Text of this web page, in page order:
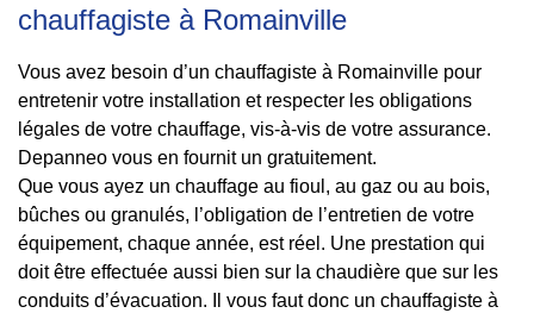
chauffagiste à Romainville
Vous avez besoin d’un chauffagiste à Romainville pour
entretenir votre installation et respecter les obligations
légales de votre chauffage, vis-à-vis de votre assurance.
Depanneo vous en fournit un gratuitement.
Que vous ayez un chauffage au fioul, au gaz ou au bois,
bûches ou granulés, l’obligation de l’entretien de votre
équipement, chaque année, est réel. Une prestation qui
doit être effectuée aussi bien sur la chaudière que sur les
conduits d’évacuation. Il vous faut donc un chauffagiste à